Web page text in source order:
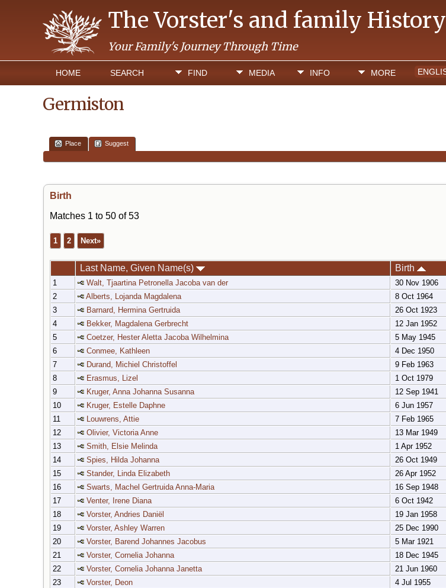
The Vorster's and family History
Your Family's Journey Through Time
HOME SEARCH FIND MEDIA INFO MORE
Germiston
Place Suggest
Birth
Matches 1 to 50 of 53
1 2 Next»
Last Name, Given Name(s) Birth
1 Walt, Tjaartina Petronella Jacoba van der 30 Nov 1906
2
Alberts, Lojanda Magdalena 8 Oct 1964
3
Barnard, Hermina Gertruida 26 Oct 1923
4
Bekker, Magdalena Gerbrecht 12 Jan 1952
5
Coetzer, Hester Aletta Jacoba Wilhelmina 5 May 1945
6
Conmee, Kathleen 4 Dec 1950
7
Durand, Michiel Christoffel 9 Feb 1963
8
Erasmus, Lizel 1 Oct 1979
9
Kruger, Anna Johanna Susanna 12 Sep 1941
10
Kruger, Estelle Daphne 6 Jun 1957
11
Louwrens, Attie 7 Feb 1965
12
Olivier, Victoria Anne 13 Mar 1949
13
Smith, Elsie Melinda 1 Apr 1952
14
Spies, Hilda Johanna 26 Oct 1949
15
Stander, Linda Elizabeth 26 Apr 1952
16
Swarts, Machel Gertruida Anna-Maria 16 Sep 1948
17
Venter, Irene Diana 6 Oct 1942
18
Vorster, Andries Daniël 19 Jan 1958
19
Vorster, Ashley Warren 25 Dec 1990
20
Vorster, Barend Johannes Jacobus 5 Mar 1921
21
Vorster, Cornelia Johanna 18 Dec 1945
22
Vorster, Cornelia Johanna Janetta 21 Jun 1960
23
Vorster, Deon 4 Jul 1955